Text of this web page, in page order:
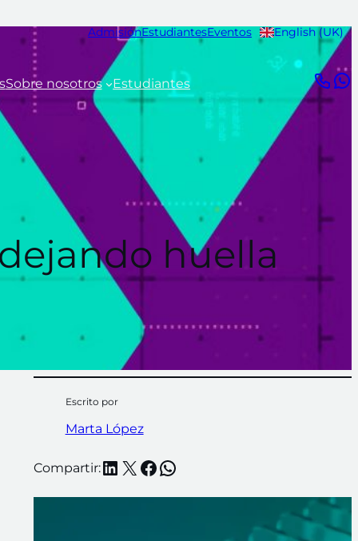
AdmisiónEstudiantesEventos English (UK)
Sobre nosotros Estudiantes
huella
Escrito por
Marta López
Compartir:LinkedIn
X Facebook
WhatsApp